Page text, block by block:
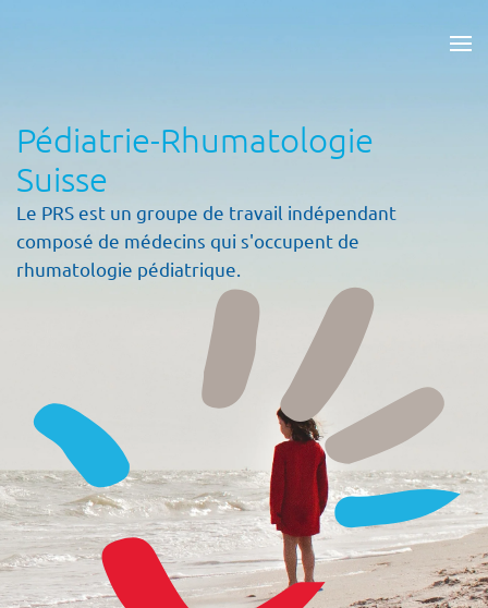
Pédiatrie-Rhumatologie
Suisse
Le PRS est un groupe de travail indépendant
composé de médecins qui s'occupent de
rhumatologie pédiatrique.